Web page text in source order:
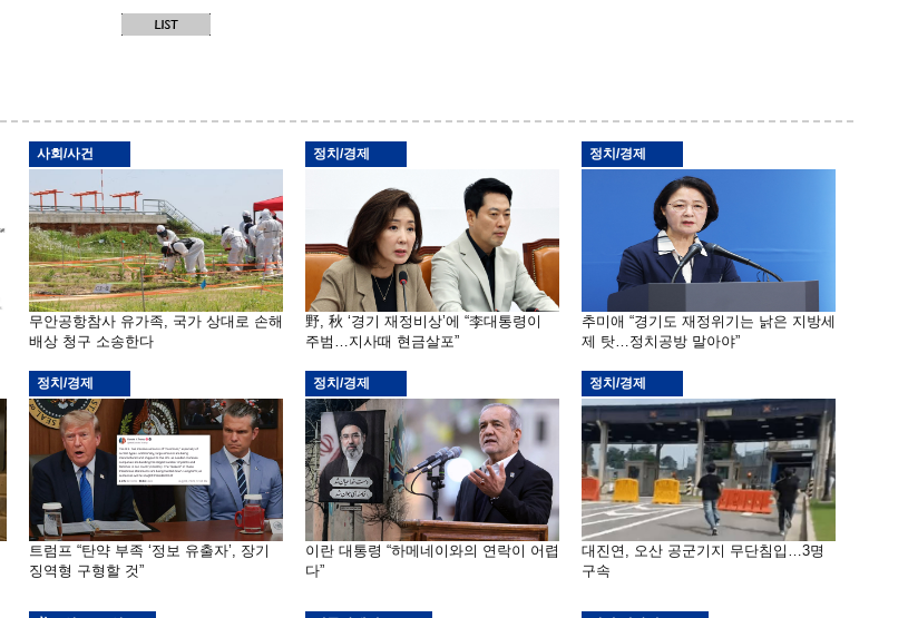
사회/사건
무안공항참사 유가족, 국가 상대로 손해
배상 청구 소송한다
정치/경제
野, 秋 ‘경기 재정비상’에 “李대통령이
주범…지사때 현금살포”
정치/경제
추미애 “경기도 재정위기는 낡은 지방세
제 탓…정치공방 말아야”
정치/경제
트럼프 “탄약 부족 ‘정보 유출자’, 장기
징역형 구형할 것”
정치/경제
이란 대통령 “하메네이와의 연락이 어렵
다”
정치/경제
대진연, 오산 공군기지 무단침입…3명
구속